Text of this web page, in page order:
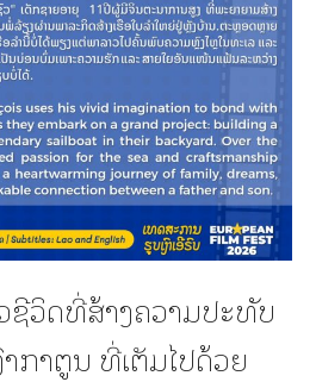
ຊີວິດທີ່ສ້າງຄວາມປະທັບ
າກາຕູນ ທີ່ເຕັມໄປດ້ວຍ